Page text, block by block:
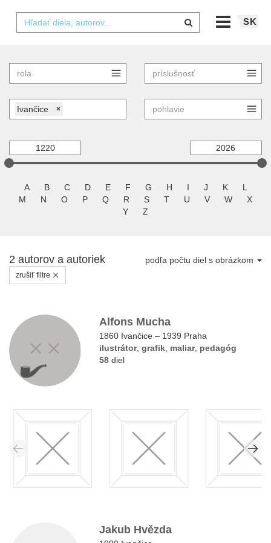
SK
Ivančice ×
A B C D E F G H I J K
L
M
N O P Q R S T U V W
X
Y
Z
2 autorov a autoriek
zrušiť filtre
podľa počtu diel s obrázkom
Alfons Mucha
1860 Ivančice – 1939 Praha
ilustrátor,grafik maliar, pedagóg
58 diel
Jakub Hvězda